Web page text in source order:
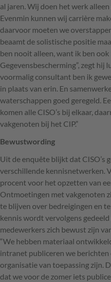
al jaren. Wij doen het werk
Evenmin kunnen wij carrière
daarvoor moeten we
beaamt de solistische positie
ben nooit alleen, want ik ben
Gegevensbescherming”, zegt hij
voormalig consultant ben ik
in plaats van erin. En
waterschappen goed geregeld.
komen alle CISO’s bij elkaar,
vakgenoten bij het CIP.”
Bewustwording
Uit de enquête blijkt dat CISO’s
verschillende kennisnetwerken.
procent voor het opzetten van
Ontmoetingen met vakgenoten
te blijven over bedreigingen en
kennis wordt vervolgens
medewerkers zich bewust zijn
“We hebben materiaal
intranet publiceren we berichten
organisatie van toepassing zijn.
dat we voor de zomer iets